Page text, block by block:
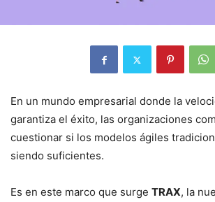
En un mundo empresarial donde la
garantiza el éxito, las organizaciones
cuestionar si los modelos ágiles
siendo suficientes.
Es en este marco que surge TRAX, la